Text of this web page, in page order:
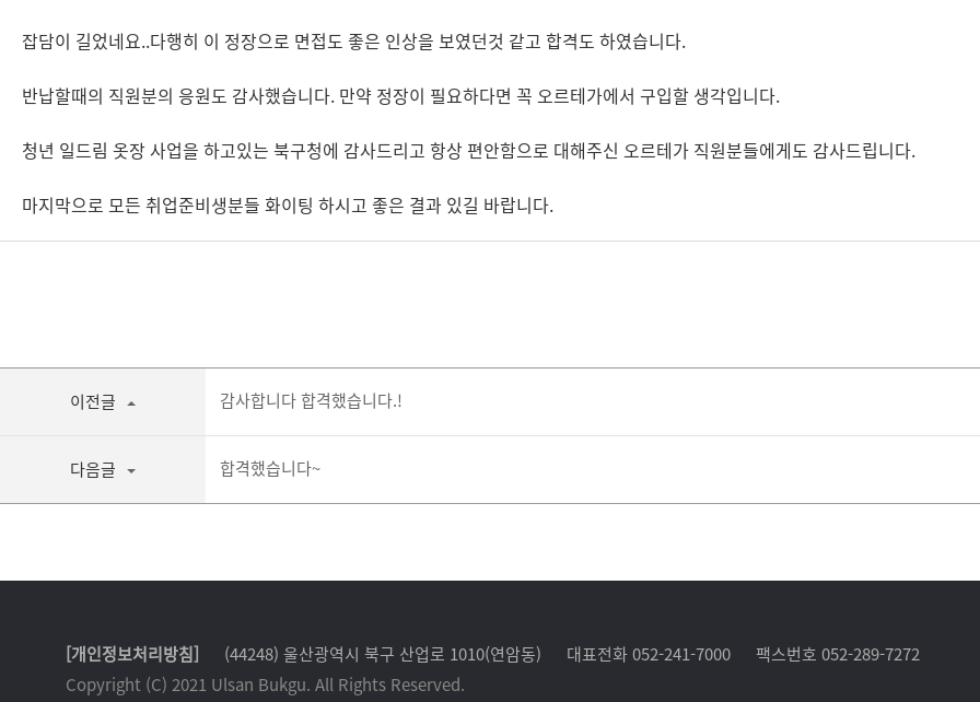
잡담이 길었네요..다행히 이 정장으로 면접도 좋은 인상을 보였던것 같고 합격도 하였습니다.
반납할때의 직원분의 응원도 감사했습니다. 만약 정장이 필요하다면 꼭 오르테가에서 구입할 생각입니다.
청년 일드림 옷장 사업을 하고있는 북구청에 감사드리고 항상 편안함으로 대해주신 오르테가 직원분들에게도 감사드립니다.
마지막으로 모든 취업준비생분들 화이팅 하시고 좋은 결과 있길 바랍니다.
이전글 감사합니다 합격했습니다.!
다음글 합격했습니다~
[개인정보처리방침] (44248) 울산광역시 북구 산업로 1010(연암동) 대표전화 052-241-7000
팩스번호 052-289-7272
Copyright (C) 2021 Ulsan Bukgu. All Rights Reserved.